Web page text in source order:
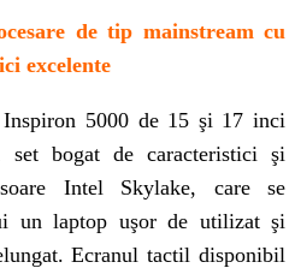
de tip mainstream cu
excelente
5000 de 15 şi 17 inci
bogat de caracteristici şi
Intel Skylake, care se
un laptop uşor de utilizat şi
Ecranul tactil disponibil